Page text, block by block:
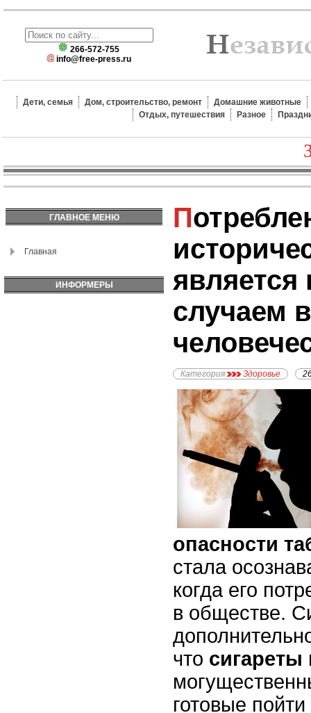
266-572-755
info@free-press.ru
Дети, семья Дом, строительство, ремонт
Домашние животные
Отдых, путешествия
Разное
ГЛАВНОЕ МЕНЮ
Главная
ИНФОРМЕРЫ
Потребление табака в
случаем
Категория Здоровье
опасности
стала
когда его
в обществе.
что сигареты
готовые